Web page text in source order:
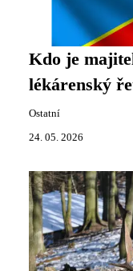
Kdo je
lékárenský
Ostatní
24. 05. 2026